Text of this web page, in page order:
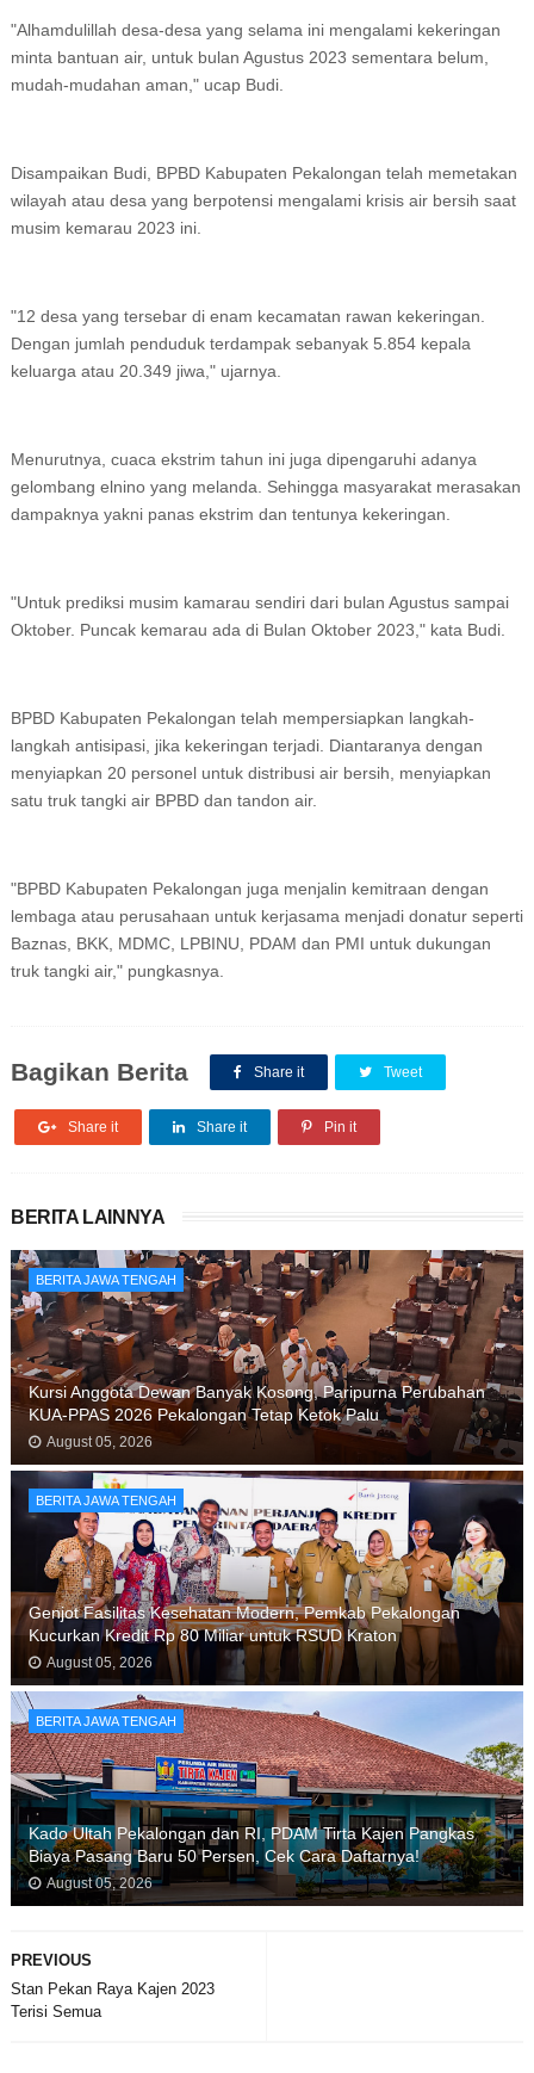
"Alhamdulillah desa-desa yang selama ini mengalami kekeringan
minta bantuan air, untuk bulan Agustus 2023 sementara belum,
mudah-mudahan aman," ucap Budi.
Disampaikan Budi, BPBD Kabupaten Pekalongan telah memetakan
wilayah atau desa yang berpotensi mengalami krisis air bersih saat
musim kemarau 2023 ini.
"12 desa yang tersebar di enam kecamatan rawan kekeringan.
Dengan jumlah penduduk terdampak sebanyak 5.854 kepala
keluarga atau 20.349 jiwa," ujarnya.
Menurutnya, cuaca ekstrim tahun ini juga dipengaruhi adanya
gelombang elnino yang melanda. Sehingga masyarakat merasakan
dampaknya yakni panas ekstrim dan tentunya kekeringan.
"Untuk prediksi musim kamarau sendiri dari bulan Agustus sampai
Oktober. Puncak kemarau ada di Bulan Oktober 2023," kata Budi.
BPBD Kabupaten Pekalongan telah mempersiapkan langkah-
langkah antisipasi, jika kekeringan terjadi. Diantaranya dengan
menyiapkan 20 personel untuk distribusi air bersih, menyiapkan
satu truk tangki air BPBD dan tandon air.
"BPBD Kabupaten Pekalongan juga menjalin kemitraan dengan
lembaga atau perusahaan untuk kerjasama menjadi donatur seperti
Baznas, BKK, MDMC, LPBINU, PDAM dan PMI untuk dukungan
truk tangki air," pungkasnya.
Bagikan Berita Share it Tweet
Share it Share it Pin it
BERITA LAINNYA
BERITA JAWA TENGAH
Kursi Anggota Dewan Banyak Kosong, Paripurna Perubahan
KUA-PPAS 2026 Pekalongan Tetap Ketok Palu
August 05, 2026
BERITA JAWA TENGAH
Genjot Fasilitas Kesehatan Modern, Pemkab Pekalongan
Kucurkan Kredit Rp 80 Miliar untuk RSUD Kraton
August 05, 2026
BERITA JAWA TENGAH
Kado Ultah Pekalongan dan RI, PDAM Tirta Kajen Pangkas
Biaya Pasang Baru 50 Persen, Cek Cara Daftarnya!
August 05, 2026
PREVIOUS
Stan Pekan Raya Kajen 2023
Terisi Semua